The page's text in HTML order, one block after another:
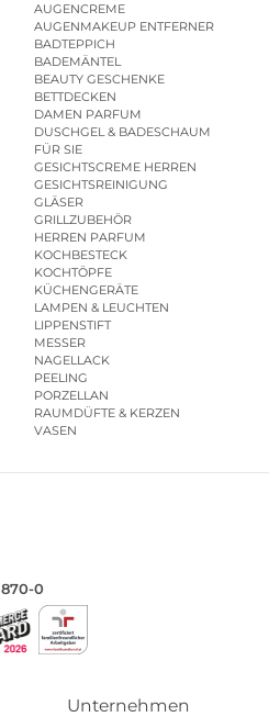
AUGENCREME
AUGENMAKEUP ENTFERNER
BADTEPPICH
BADEMÄNTEL
BEAUTY GESCHENKE
BETTDECKEN
DAMEN PARFUM
DUSCHGEL & BADESCHAUM
FÜR SIE
GESICHTSCREME HERREN
GESICHTSREINIGUNG
GLÄSER
GRILLZUBEHÖR
HERREN PARFUM
KOCHBESTECK
KOCHTÖPFE
KÜCHENGERÄTE
LAMPEN & LEUCHTEN
LIPPENSTIFT
MESSER
NAGELLACK
PEELING
PORZELLAN
RAUMDÜFTE & KERZEN
VASEN
0
Unternehmen